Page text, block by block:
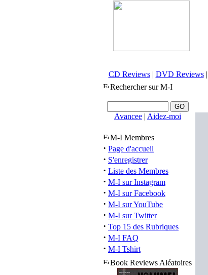
CD Reviews| DVD Reviews|
Rechercher sur M-I
Avancee | Aidez-moi
M-I Membres
· Page d'accueil
· S'enregistrer
· Liste des Membres
· M-I sur Instagram
· M-I sur Facebook
· M-I sur YouTube
· M-I sur Twitter
· Top 15 des Rubriques
· M-I FAQ
· M-I Tshirt
Book Reviews Aléatoires